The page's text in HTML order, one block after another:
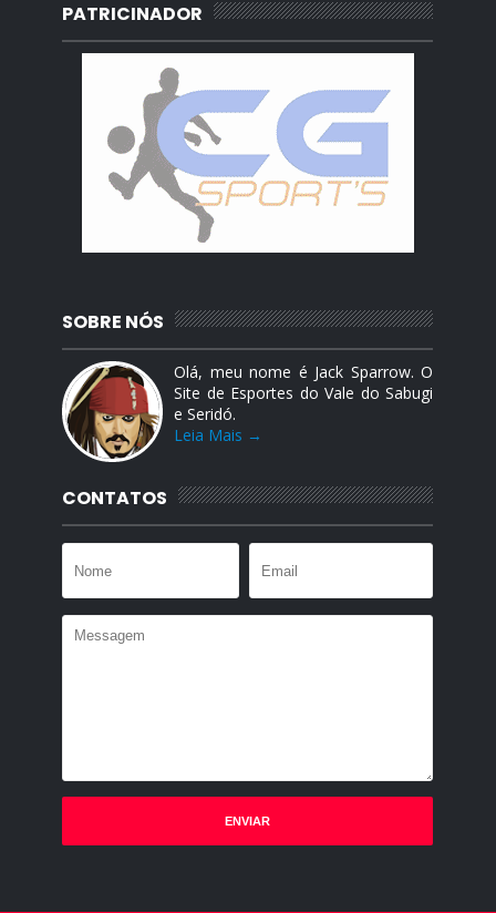
PATRICINADOR
SOBRE NÓS
Olá, meu nome é Jack Sparrow. O
Site de Esportes do Vale do Sabugi
e Seridó.
Leia Mais →
CONTATOS